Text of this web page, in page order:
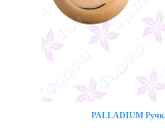
PALLADIUM